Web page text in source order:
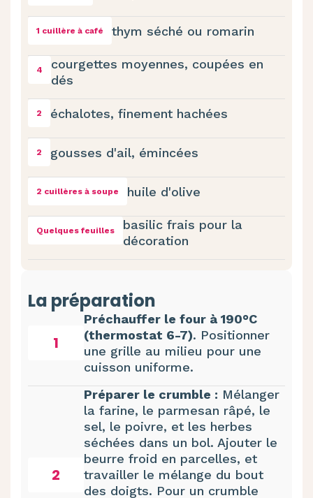
1 cuillère à café thym séché ou romarin
4
courgettes moyennes, coupées en
dés
2 échalotes, finement hachées
2 gousses d'ail, émincées
2 cuillères à soupe huile d'olive
Quelques feuilles
basilic frais pour la
décoration
La préparation
1
Préchauffer le four à 190°C
(thermostat 6-7). Positionner
une grille au milieu pour une
cuisson uniforme.
2
Préparer le crumble : Mélanger
la farine, le parmesan râpé, le
sel, le poivre, et les herbes
séchées dans un bol. Ajouter le
beurre froid en parcelles, et
travailler le mélange du bout
des doigts. Pour un crumble